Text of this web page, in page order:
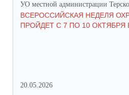
УО местной администрации
ВСЕРОССИЙСКАЯ НЕДЕЛЯ
ПРОЙДЕТ С 7 ПО 10 ОКТЯБРЯ
20.05.2026